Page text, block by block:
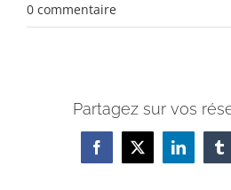
0 commentaire
Partagez sur vos
Facebook
X LinkedIn